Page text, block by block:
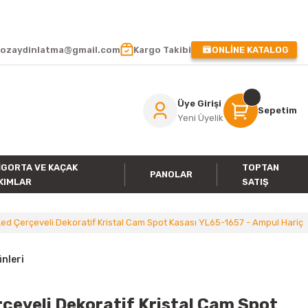
Kargo Takibi ONLİNE KATALOG
Üye Girişi
Yeni Üyelik
Sepetim
VE KAÇAK
PANOLAR
TOPTAN
SATIŞ
Çerçeveli Dekoratif Kristal Cam Spot Kasası YL65-1657 - Ampul Hariç